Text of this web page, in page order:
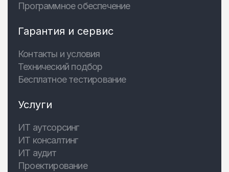
Программное обеспечение
Гарантия и сервис
Контакты и условия
Технический подбор
Бесплатное тестирование
Услуги
ИТ аутсорсинг
ИТ консалтинг
ИТ аудит
Проектирование